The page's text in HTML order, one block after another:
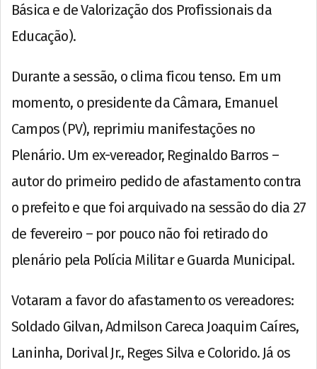
Básica e de Valorização dos Profissionais da
Educação).
Durante a sessão, o clima ficou tenso. Em um
momento, o presidente da Câmara, Emanuel
Campos (PV), reprimiu manifestações no
Plenário. Um ex-vereador, Reginaldo Barros –
autor do primeiro pedido de afastamento contra
o prefeito e que foi arquivado na sessão do dia 27
de fevereiro – por pouco não foi retirado do
plenário pela Polícia Militar e Guarda Municipal.
Votaram a favor do afastamento os vereadores:
Soldado Gilvan, Admilson Careca Joaquim Caíres,
Laninha, Dorival Jr., Reges Silva e Colorido. Já os